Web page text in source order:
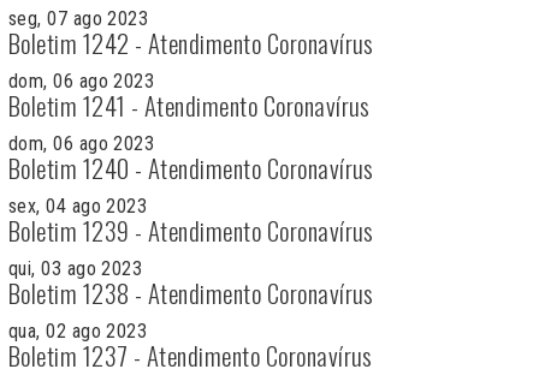
seg, 07 ago 2023
Boletim 1242 - Atendimento Coronavírus
dom, 06 ago 2023
Boletim 1241 - Atendimento Coronavírus
dom, 06 ago 2023
Boletim 1240 - Atendimento Coronavírus
sex, 04 ago 2023
Boletim 1239 - Atendimento Coronavírus
qui, 03 ago 2023
Boletim 1238 - Atendimento Coronavírus
qua, 02 ago 2023
Boletim 1237 - Atendimento Coronavírus